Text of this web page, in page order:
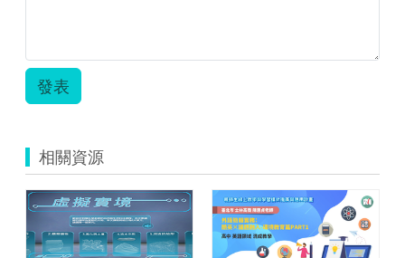
發表
相關資源